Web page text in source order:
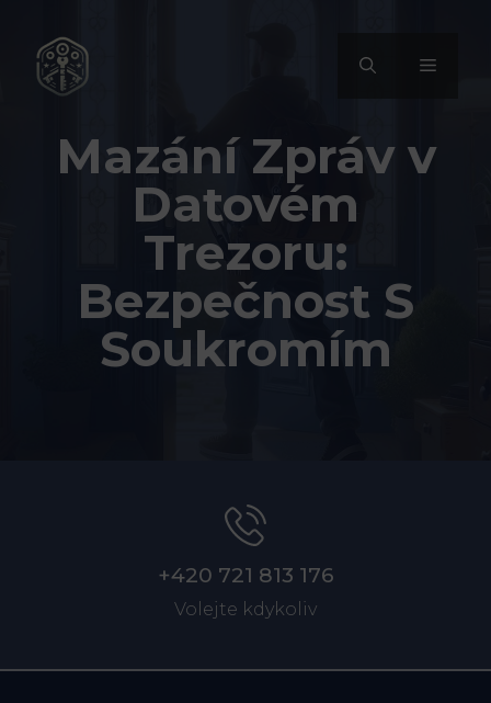
obsah
MENU
Mazání Zpráv v
Datovém
Trezoru:
Bezpečnost S
Soukromím
+420 721 813 176
Volejte kdykoliv